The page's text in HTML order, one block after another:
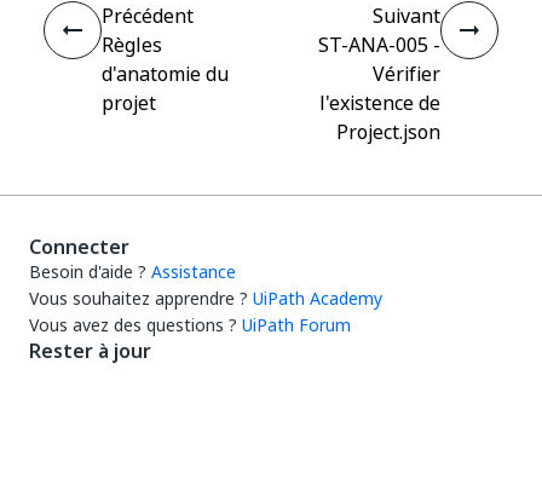
Précédent
Règles
d'anatomie du
projet
Suivant
ST-ANA-005 -
Vérifier
l'existence de
Project.json
Connecter
Besoin d'aide ? Assistance
Vous souhaitez apprendre ? UiPath Academy
Vous avez des questions ? UiPath Forum
Rester à jour